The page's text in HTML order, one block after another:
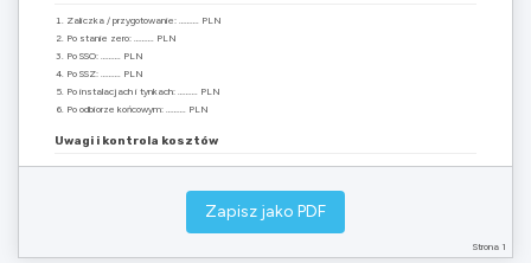
Zaliczka / przygotowanie: ………. PLN
Po stanie zero: ………. PLN
Po SSO: ………. PLN
Po SSZ: ………. PLN
Po instalacjach i tynkach: ………. PLN
Po odbiorze końcowym: ………. PLN
Uwagi i kontrola kosztów
Porównuj oferty „jabłko do jabłka”:ten sam zakres, materiały, terminy, gwarancja.
faktury/rachunki + opis pozycji (etap, pomieszczenie).
Dokument pomocniczy – do uzupełnienia indywidualnie. Wygenerowano:07.08.2026
Strona 1
Zapisz jako PDF